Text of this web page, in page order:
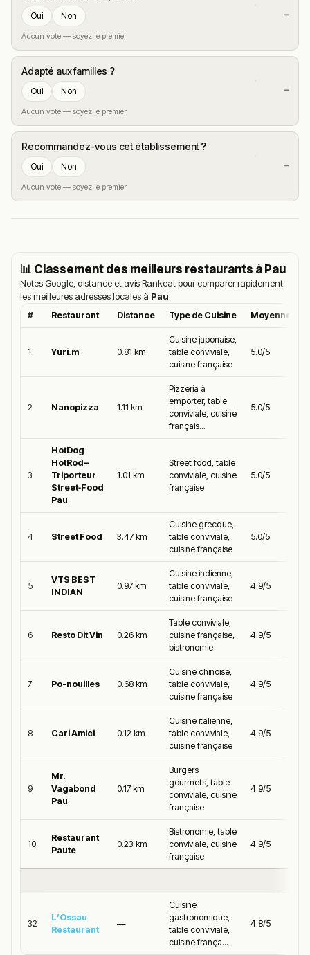
Oui Non
Aucun vote — soyez le premier
—
Adapté aux familles ?
Oui Non
Aucun vote — soyez le premier
—
Recommandez-vous cet établissement ?
Oui Non
Aucun vote — soyez le premier
—
📊 Classement des meilleurs restaurants à Pau
Notes Google, distance et avis Rankeat pour comparer rapidement
les meilleures adresses locales à Pau.
# Restaurant Distance Type de Cuisine Moyenne
1 Yuri.m 0.81 km
Cuisine japonaise,
table conviviale,
cuisine française
5.0/5
2 Nanopizza 1.11 km
Pizzeria à
emporter, table
conviviale, cuisine
français...
5.0/5
3
HotDog
HotRod –
Triporteur
Street‑Food
Pau
1.01 km
Street food, table
conviviale, cuisine
française
5.0/5
4 Street Food 3.47 km
Cuisine grecque,
table conviviale,
cuisine française
5.0/5
5
VTS BEST
INDIAN
0.97 km
Cuisine indienne,
table conviviale,
cuisine française
4.9/5
6 Resto Dit Vin 0.26 km
Table conviviale,
cuisine française,
bistronomie
4.9/5
7 Po-nouilles 0.68 km
Cuisine chinoise,
table conviviale,
cuisine française
4.9/5
8 Cari Amici 0.12 km
Cuisine italienne,
table conviviale,
cuisine française
4.9/5
9
Mr.
Vagabond
Pau
0.17 km
Burgers
gourmets, table
conviviale, cuisine
française
4.9/5
10
Restaurant
Paute
0.23 km
Bistronomie, table
conviviale, cuisine
française
4.9/5
32
L’Ossau
Restaurant
—
Cuisine
gastronomique,
table conviviale,
cuisine frança...
4.8/5